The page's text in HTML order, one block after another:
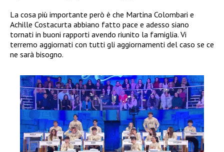
La cosa più importante però è che Martina Colombari e
Achille Costacurta abbiano fatto pace e adesso siano
tornati in buoni rapporti avendo riunito la famiglia. Vi
terremo aggiornati con tutti gli aggiornamenti del caso se ce
ne sarà bisogno.